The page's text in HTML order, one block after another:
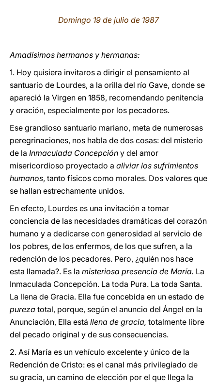
Domingo 19 de julio de 1987
Amadísimos hermanos y hermanas:
1. Hoy quisiera invitaros a dirigir el pensamiento al
santuario de Lourdes, a la orilla del río Gave, donde se
apareció la Virgen en 1858, recomendando penitencia
y oración, especialmente por los pecadores.
Ese grandioso santuario mariano, meta de numerosas
peregrinaciones, nos habla de dos cosas: del misterio
de la Inmaculada Concepción y del amor
misericordioso proyectado a aliviar los sufrimientos
humanos, tanto físicos como morales. Dos valores que
se hallan estrechamente unidos.
En efecto, Lourdes es una invitación a tomar
conciencia de las necesidades dramáticas del corazón
humano y a dedicarse con generosidad al servicio de
los pobres, de los enfermos, de los que sufren, a la
redención de los pecadores. Pero, ¿quién nos hace
esta llamada?. Es la misteriosa presencia de María. La
Inmaculada Concepción. La toda Pura. La toda Santa.
La llena de Gracia. Ella fue concebida en un estado de
pureza total, porque, según el anuncio del Ángel en la
Anunciación, Ella está llena de gracia, totalmente libre
del pecado original y de sus consecuencias.
2. Así María es un vehículo excelente y único de la
Redención de Cristo: es el canal más privilegiado de
su gracia, un camino de elección por el que llega la